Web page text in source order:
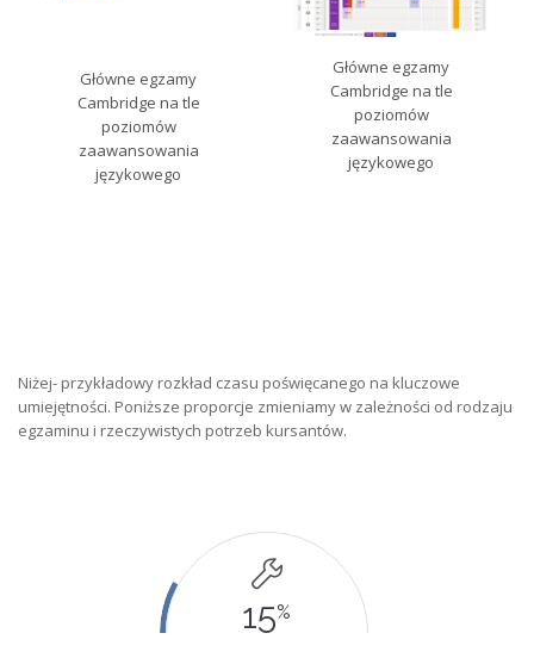
Główne egzamy
Cambridge na tle
poziomów
zaawansowania
językowego
Główne egzamy
Cambridge na tle
poziomów
zaawansowania
językowego
Niżej- przykładowy rozkład czasu poświęcanego na kluczowe
umiejętności. Poniższe proporcje zmieniamy w zależności od rodzaju
egzaminu i rzeczywistych potrzeb kursantów.
15%